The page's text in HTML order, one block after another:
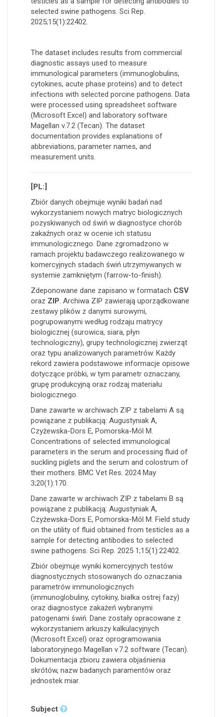
selected swine pathogens. Sci Rep.
2025;15(1):22402.
The dataset includes results from commercial
diagnostic assays used to measure
immunological parameters (immunoglobulins,
cytokines, acute phase proteins) and to detect
infections with selected porcine pathogens. Data
were processed using spreadsheet software
(Microsoft Excel) and laboratory software
Magellan v.7.2 (Tecan). The dataset
documentation provides explanations of
abbreviations, parameter names, and
measurement units.
[PL:]
Zbiór danych obejmuje wyniki badań nad
wykorzystaniem nowych matryc biologicznych
pozyskiwanych od świń w diagnostyce chorób
zakaźnych oraz w ocenie ich statusu
immunologicznego. Dane zgromadzono w
ramach projektu badawczego realizowanego w
komercyjnych stadach świń utrzymywanych w
systemie zamkniętym (farrow-to-finish).
Zdeponowane dane zapisano w formatach CSV
oraz ZIP. Archiwa ZIP zawierają uporządkowane
zestawy plików z danymi surowymi,
pogrupowanymi według rodzaju matrycy
biologicznej (surowica, siara, płyn
technologiczny), grupy technologicznej zwierząt
oraz typu analizowanych parametrów. Każdy
rekord zawiera podstawowe informacje opisowe
dotyczące próbki, w tym parametr oznaczany,
grupę produkcyjną oraz rodzaj materiału
biologicznego.
Dane zawarte w archiwach ZIP z tabelami A są
powiązane z publikacją: Augustyniak A,
Czyżewska-Dors E, Pomorska-Mól M.
Concentrations of selected immunological
parameters in the serum and processing fluid of
suckling piglets and the serum and colostrum of
their mothers. BMC Vet Res. 2024 May
3;20(1):170.
Dane zawarte w archiwach ZIP z tabelami B są
powiązane z publikacją: Augustyniak A,
Czyżewska-Dors E, Pomorska-Mól M. Field study
on the utility of fluid obtained from testicles as a
sample for detecting antibodies to selected
swine pathogens. Sci Rep. 2025 1;15(1):22402.
Zbiór obejmuje wyniki komercyjnych testów
diagnostycznych stosowanych do oznaczania
parametrów immunologicznych
(immunoglobuliny, cytokiny, białka ostrej fazy)
oraz diagnostyce zakażeń wybranymi
patogenami świń. Dane zostały opracowane z
wykorzystaniem arkuszy kalkulacyjnych
(Microsoft Excel) oraz oprogramowania
laboratoryjnego Magellan v.7.2 software (Tecan).
Dokumentacja zbioru zawiera objaśnienia
skrótów, nazw badanych paramentów oraz
jednostek miar.
Subject